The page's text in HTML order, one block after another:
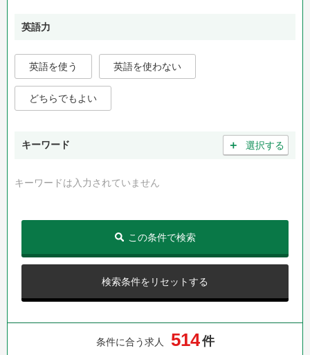
英語力
英語を使う 英語を使わない
どちらでもよい
キーワード ＋ 選択する
キーワードは入力されていません
検索条件をリセットする
この条件で検索
条件に合う求人 514件